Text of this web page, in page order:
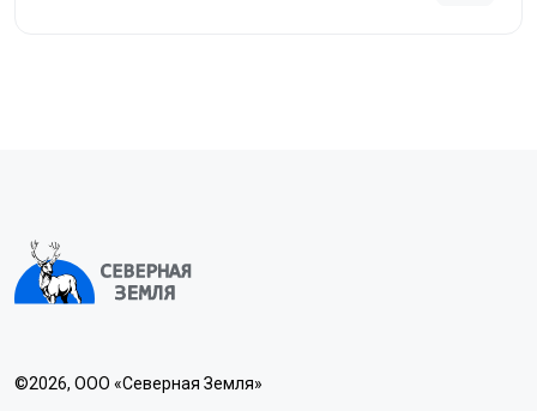
©2026, ООО «Северная Земля»